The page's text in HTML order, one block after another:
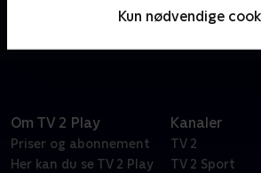
Kun nødvendige
havmændene fra byen Bubbletucky
Her befinder vi os i en verden med
Om TV 2 Play
Priser og abonnement
Her kan du se TV 2 Play
Kanaler
TV 2
TV 2 Sport